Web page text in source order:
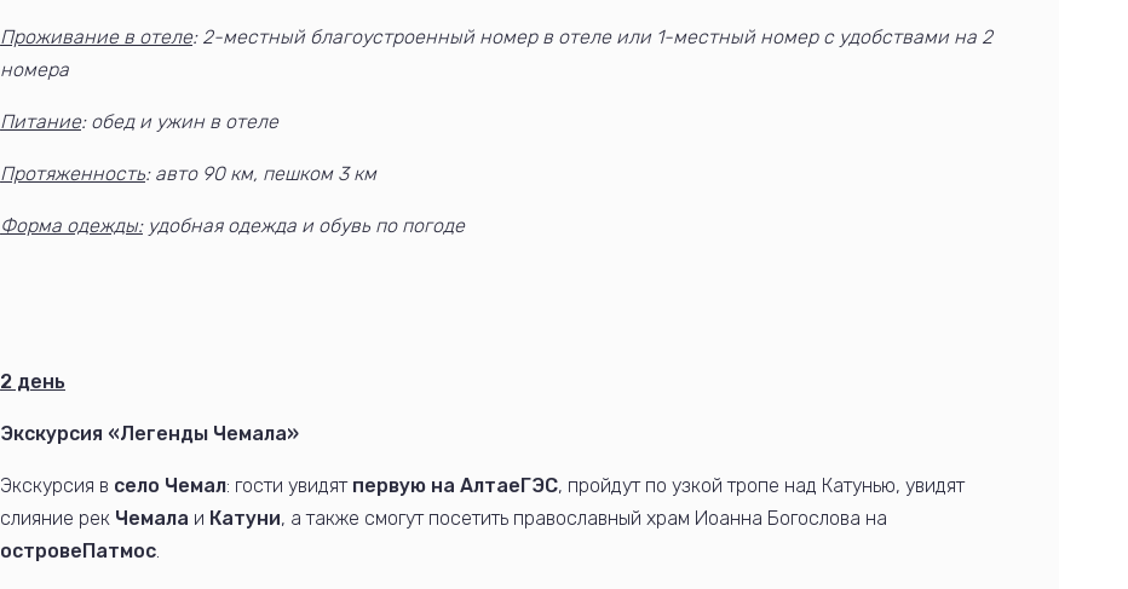
Проживание в отеле: 2-местный благоустроенный номер в отеле или 1-местный номер с удобствами на 2
номера
Питание: обед и ужин в отеле
Протяженность: авто 90 км, пешком 3 км
Форма одежды:удобная одежда и обувь по погоде
2 день
Экскурсия «Легенды Чемала»
Экскурсия в село Чемал: гости увидят первую на АлтаеГЭС, пройдут по узкой тропе над Катунью, увидят
слияние рек Чемала и Катуни, а также смогут посетить православный храм Иоанна Богослова на
островеПатмос.